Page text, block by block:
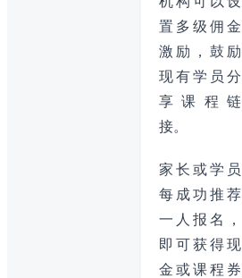
置多级佣金
激励，鼓励
现有学员分
享课程链
接。
家长或学员
每成功推荐
一人报名，
即可获得现
金或课程券